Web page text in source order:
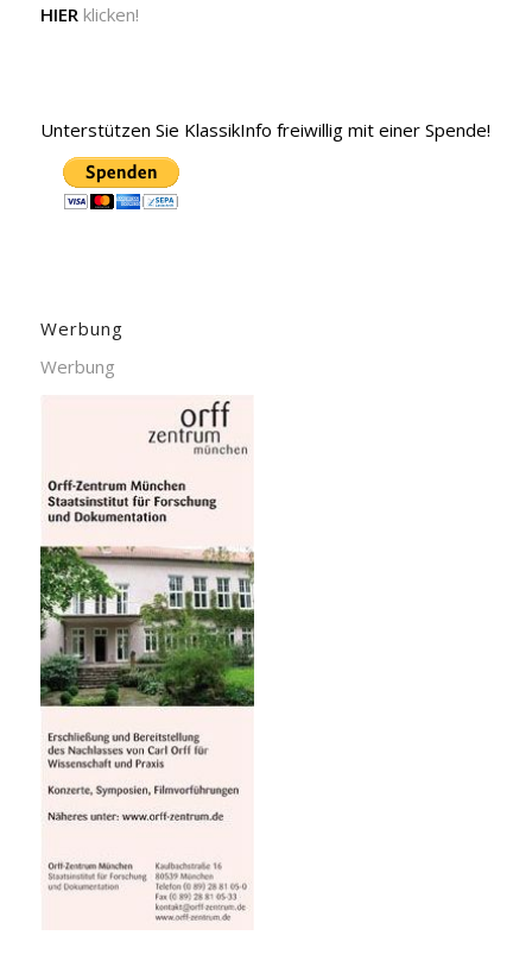
HIER klicken!
Unterstützen Sie KlassikInfo freiwillig mit einer Spende!
Werbung
Werbung